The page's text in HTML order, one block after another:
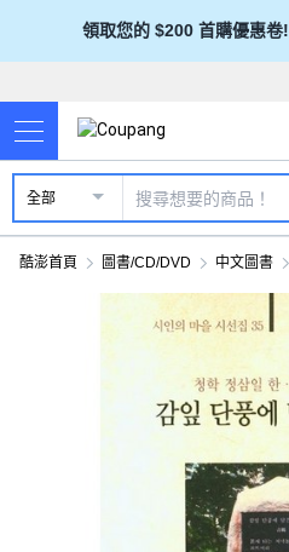
領取您的 $200 首購優惠卷!
全部
酷澎首頁 圖書/CD/DVD 中文圖書